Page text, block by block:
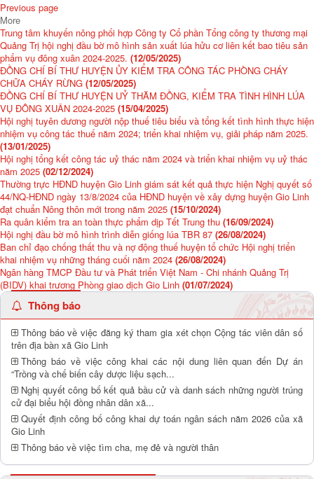
Previous page
More
Trung tâm khuyến nông phối hợp Công ty Cổ phần Tổng công ty thương mại
Quảng Trị hội nghị đầu bờ mô hình sản xuất lúa hửu cơ liên kết bao tiêu sản
phẩm vụ đông xuân 2024-2025. (12/05/2025)
ĐỒNG CHÍ BÍ THƯ HUYỆN ỦY KIỂM TRA CÔNG TÁC PHÒNG CHÁY
CHỮA CHÁY RỪNG (12/05/2025)
ĐỒNG CHÍ BÍ THƯ HUYỆN UỶ THĂM ĐỒNG, KIỂM TRA TÌNH HÌNH LÚA
VỤ ĐÔNG XUÂN 2024-2025 (15/04/2025)
Hội nghị tuyên dương người nộp thuế tiêu biểu và tổng kết tình hình thực hiện
nhiệm vụ công tác thuế năm 2024; triển khai nhiệm vụ, giải pháp năm 2025.
(13/01/2025)
Hội nghị tổng kết công tác uỷ thác năm 2024 và triển khai nhiệm vụ uỷ thác
năm 2025 (02/12/2024)
Thường trực HĐND huyện Gio Linh giám sát kết quả thực hiện Nghị quyết số
44/NQ-HĐND ngày 13/8/2024 của HĐND huyện về xây dựng huyện Gio Linh
đạt chuẩn Nông thôn mới trong năm 2025 (15/10/2024)
Ra quân kiểm tra an toàn thực phẩm dịp Tết Trung thu (16/09/2024)
Hội nghị đầu bờ mô hình trình diễn giống lúa TBR 87 (26/08/2024)
Ban chỉ đạo chống thất thu và nợ động thuế huyện tổ chức Hội nghị triển
khai nhiệm vụ những tháng cuối năm 2024 (26/08/2024)
Ngân hàng TMCP Đầu tư và Phát triển Việt Nam - Chi nhánh Quảng Trị
(BIDV) khai trương Phòng giao dịch Gio Linh (01/07/2024)
Thông báo
Thông báo về việc đăng ký tham gia xét chọn Cộng tác viên dân số
trên địa bàn xã Gio Linh
Thông báo về việc công khai các nội dung liên quan đến Dự án
“Trồng và chế biến cây dược liệu sạch...
Nghị quyết công bố kết quả bầu cử và danh sách những người trúng
cử đại biểu hội đồng nhân dân xã...
Quyết định công bố công khai dự toán ngân sách năm 2026 của xã
Gio Linh
Thông báo về việc tìm cha, mẹ đẻ và người thân